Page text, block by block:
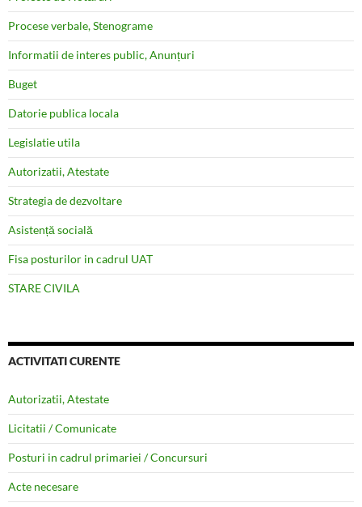
Procese verbale, Stenograme
Informatii de interes public, Anunțuri
Buget
Datorie publica locala
Legislatie utila
Autorizatii, Atestate
Strategia de dezvoltare
Asistență socială
Fisa posturilor in cadrul UAT
STARE CIVILA
ACTIVITATI CURENTE
Autorizatii, Atestate
Licitatii / Comunicate
Posturi in cadrul primariei / Concursuri
Acte necesare